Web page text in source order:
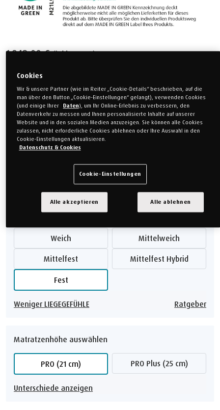
1.948,00 €(inkl. MwSt.)
Größe auswählen
Einzelbett
80 x 200 cm
Einzelbett
90 x 200 cm
Einzelbett
Liegegefühl auswählen
Weich Mittelweich
Mittelfest Mittelfest Hybrid
Fest
Weniger LIEGEGEFÜHLE Ratgeber
Matratzenhöhe auswählen
PRO (21 cm) PRO Plus (25 cm)
Unterschiede anzeigen
Cookies
Wir & unsere Partner (wie im Reiter „Cookie-Details“ beschrieben, auf die
man über den Button „Cookie-Einstellungen“ gelangt), verwenden Cookies
(und einige Ihrer
Daten), um Ihr Online-Erlebnis zu verbessern, den
Datenverkehr zu messen und Ihnen personalisierte Inhalte auf unserer
Website und in den sozialen Medien anzuzeigen. Sie können alle Cookies
zulassen, nicht erforderliche Cookies ablehnen oder Ihre Auswahl in den
Cookie-Einstellungen aktualisieren.
Datenschutz & Cookies
Cookie-Einstellungen
Alle ablehnen
Alle akzeptieren